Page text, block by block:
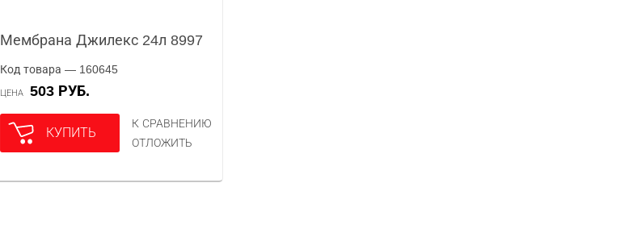
Мембрана Джилекс 24л 8997
Код товара — 160645
ЦЕНА 503 РУБ.
КУПИТЬ
К СРАВНЕНИЮ
ОТЛОЖИТЬ